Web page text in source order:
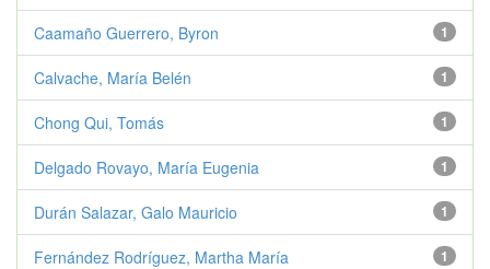
1
Caamaño Guerrero, Byron
1
Calvache, María Belén
1
Chong Qui, Tomás
1
Delgado Rovayo, María Eugenia
1
Durán Salazar, Galo Mauricio
1
Fernández Rodríguez, Martha María